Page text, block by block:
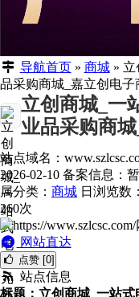
导航首页» 商城» 立
品采购商城_嘉立创电子
立创商城_一
业品采购商
站点域名：
2026-02-10 备案信息：
属分类： 商城 日浏览数
260次
网站直达
点赞 [0]
站点信息
标题：立创商城_一站